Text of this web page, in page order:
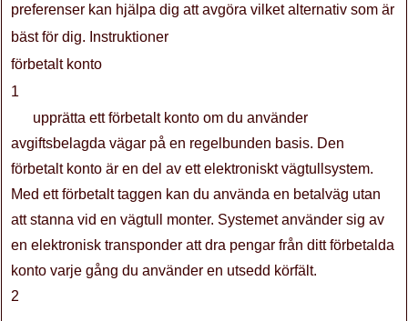
preferenser kan hjälpa dig att avgöra vilket alternativ som är
bäst för dig. Instruktioner
förbetalt konto
1
upprätta ett förbetalt konto om du använder
avgiftsbelagda vägar på en regelbunden basis. Den
förbetalt konto är en del av ett elektroniskt vägtullsystem.
Med ett förbetalt taggen kan du använda en betalväg utan
att stanna vid en vägtull monter. Systemet använder sig av
en elektronisk transponder att dra pengar från ditt förbetalda
konto varje gång du använder en utsedd körfält.
2